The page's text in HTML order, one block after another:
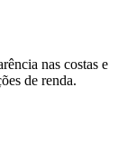
nas costas e
de renda.